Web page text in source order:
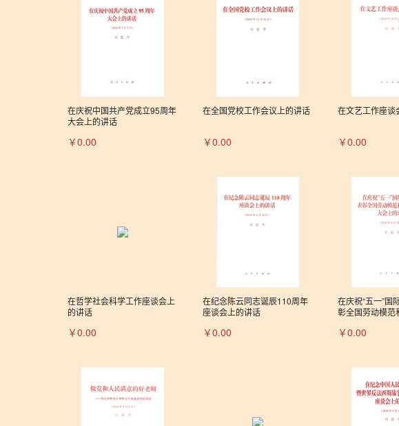
在庆祝中国共产党成立95周年
大会上的讲话
￥0.00
在全国党校工作会议上的讲话
￥0.00
在文艺工作座谈
￥0.00
在哲学社会科学工作座谈会上
的讲话
￥0.00
在纪念陈云同志诞辰110周年
座谈会上的讲话
￥0.00
在庆祝“五一”国
彰全国劳动模范
￥0.00